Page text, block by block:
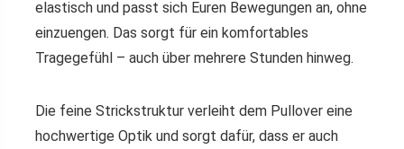
elastisch und passt sich Euren Bewegungen an, ohne
einzuengen. Das sorgt für ein komfortables
Tragegefühl – auch über mehrere Stunden hinweg.
Die feine Strickstruktur verleiht dem Pullover eine
hochwertige Optik und sorgt dafür, dass er auch